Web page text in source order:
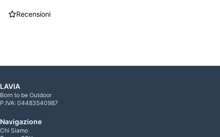
Recensioni
LAVIA
Born to be Outdoor
P.IVA: 04483540987
Navigazione
Chi Siamo